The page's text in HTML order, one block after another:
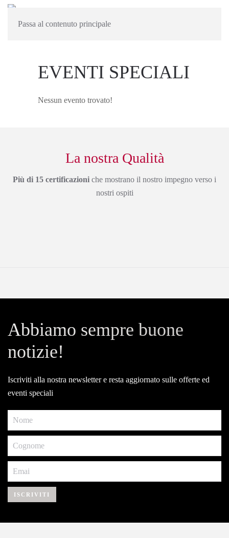
Passa al contenuto principale
EVENTI SPECIALI
Nessun evento trovato!
La nostra Qualità
Più di 15 certificazioni che mostrano il nostro impegno verso i
nostri ospiti
Abbiamo sempre buone
notizie!
Iscriviti alla nostra newsletter e resta aggiornato sulle offerte ed
eventi speciali
ISCRIVITI